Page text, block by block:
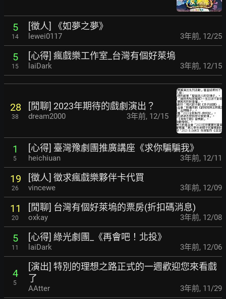
5
14
[徵人] 《如夢之夢》
lewei0117 3年前, 12/25
5
15
[心得] 瘋戲樂工作室_台灣有個好萊塢
laiDark 3年前, 12/15
28
38
[閒聊] 2023年期待的戲劇演出？
dream2000 3年前, 12/15
1
5
[心得] 臺灣豫劇團推廣講座《求你騙騙我》
heichiuan 3年前, 12/11
19
26
[徵人] 徵求瘋戲樂夥伴卡代買
vincewe 3年前, 12/09
11
20
[閒聊] 台灣有個好萊塢的票房(折扣碼消息)
oxkay 3年前, 12/08
5
11
[心得] 綠光劇團_《再會吧！北投》
laiDark 3年前, 12/06
4
5
[演出] 特別的理想之路正式的一週歡迎您來看戲
了
AAtter 3年前, 11/29